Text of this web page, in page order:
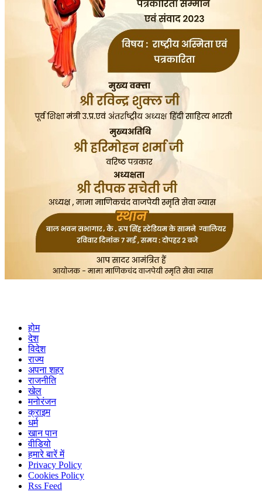
होम
देश
विदेश
राज्य
अपना शहर
राजनीति
खेल
मनोरंजन
क्राइम
धर्म
खान पान
वीडियो
हमारे बारें में
Privacy Policy
Cookies Policy
Rss Feed